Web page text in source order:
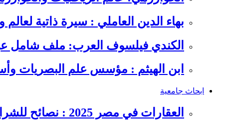
بهاء الدين العاملي : سيرة ذاتية لعالم
الكندي فيلسوف العرب: ملف شامل عن
ابن الهيثم : مؤسس علم البصريات
ابحاث جامعية
العقارات في مصر 2025 : نصائح للشراء والاستثمار الذكي